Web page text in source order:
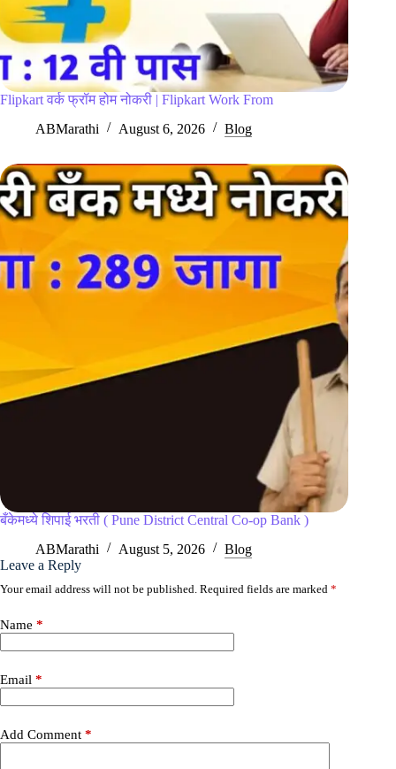
Flipkart वर्क फ्रॉम होम नोकरी | Flipkart Work From
ABMarathi
August 6, 2026 Blog
बँकेमध्ये शिपाई भरती ( Pune District Central Co-op Bank )
ABMarathi
August 5, 2026
Blog
Leave a Reply
Your email address will not be published. Required fields are marked *
Name *
Email *
Add Comment *